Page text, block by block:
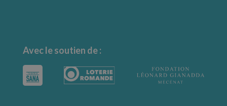
Avec le soutien de :